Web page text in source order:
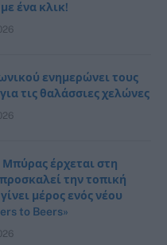
ένα κλικ!
ενημερώνει τους
τις θαλάσσιες χελώνες
έρχεται στη
την τοπική
μέρος ενός νέου
to Beers»